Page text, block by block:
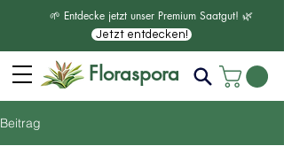
🌱 Entdecke jetzt unser Premium Saatgut! 🌿
Jetzt entdecken!
Floraspora
Beitrag